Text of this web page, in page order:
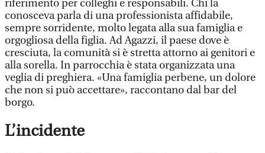
riferimento per colleghi e responsabili. Chi la
conosceva parla di una professionista affidabile,
sempre sorridente, molto legata alla sua famiglia e
orgogliosa della figlia. Ad Agazzi, il paese dove è
cresciuta, la comunità si è stretta attorno ai genitori e
alla sorella. In parrocchia è stata organizzata una
veglia di preghiera. «Una famiglia perbene, un dolore
che non si può accettare», raccontano dal bar del
borgo.
L’incidente